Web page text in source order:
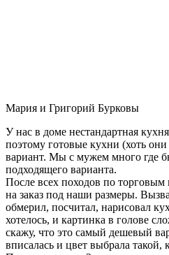
Мария и Григорий Бурковы
У нас в доме нестандартная
поэтому готовые кухни (хоть
вариант. Мы с мужем много где
подходящего варианта.
После всех походов по
на заказ под наши размеры.
обмерил, посчитал, нарисовал
хотелось, и картинка в голове
скажу, что это самый дешевый
вписалась и цвет выбрала такой,